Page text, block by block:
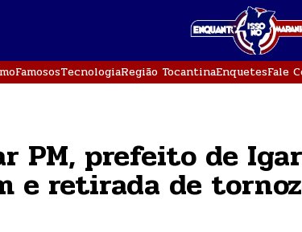
FamososTecnologiaRegião TocantinaEnquetesFale
PM, prefeito de
e retirada de